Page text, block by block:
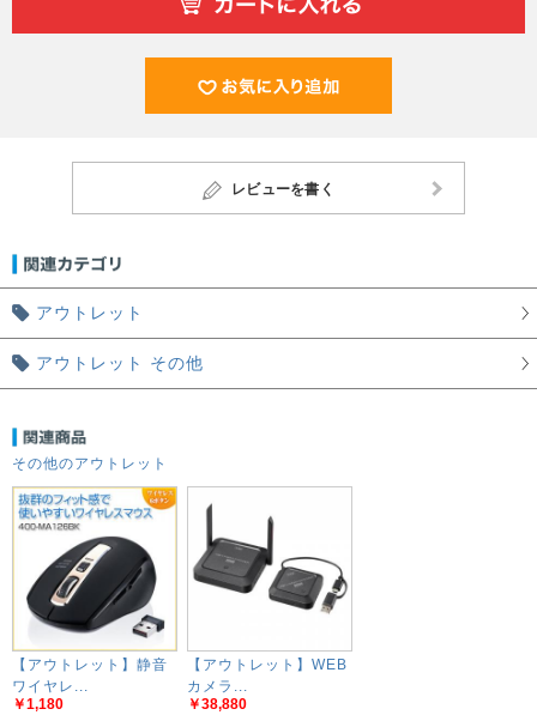
レビューを書く
アウトレット
アウトレット その他
その他のアウトレット
【アウトレット】静音
ワイヤレ...
￥1,180
【アウトレット】WEB
カメラ...
￥38,880